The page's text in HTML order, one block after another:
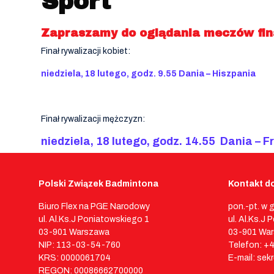
Zapraszamy do oglądania meczów
Finał rywalizacji kobiet:
niedziela, 18 lutego, godz. 9.55 Dania – Hiszpania
Finał rywalizacji mężczyzn:
niedziela, 18 lutego, godz. 14.55 Dania –
Polski Związek Badmintona
Biuro Flex na PGE Narodowy
ul. Al.Ks.J Poniatowskiego 1
03-901 Warszawa
NIP: 113-03-54-760
KRS: 0000061704
REGON: 00086662700000
Kontakt
pon.-pt. w
ul. Al.Ks.J
03-901
Telefon:
E-mail: